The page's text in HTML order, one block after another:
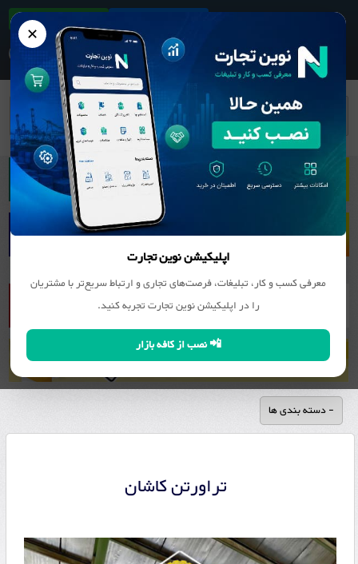
✕
اپلیکیشن نوین تجارت
معرفی کسب و کار، تبلیغات، فرصت‌های تجاری و ارتباط سریع‌تر با مشتریان
را در اپلیکیشن نوین تجارت تجربه کنید.
📲 نصب از کافه بازار
دانلود اپلیکیشن
بانک مشاغل کانی غیر فلزی (سنگ, سیمان و ...)
سنگ
ساختمانی و تزئینی
سنگبری ارس
- دسته بندی ها
تراورتن کاشان